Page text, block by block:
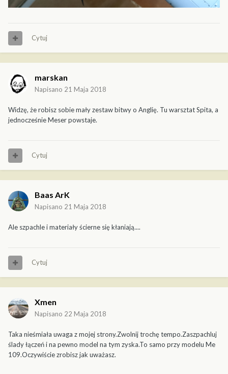
Cytuj
marskan
Napisano 21 Maja 2018
Widzę, że robisz sobie mały zestaw bitwy o Anglię. Tu warsztat Spita, a
jednocześnie Meser powstaje.
Cytuj
Baas ArK
Napisano 21 Maja 2018
Ale szpachle i materiały ścierne się kłaniają....
Cytuj
Xmen
Napisano 22 Maja 2018
Taka nieśmiała uwaga z mojej strony.Zwolnij trochę tempo.Zaszpachluj
ślady łączeń i na pewno model na tym zyska.To samo przy modelu Me
109.Oczywiście zrobisz jak uważasz.